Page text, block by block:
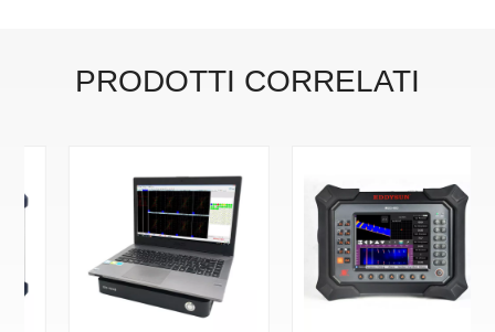
PRODOTTI CORRELATI